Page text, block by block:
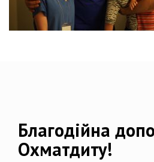
Благодійна
Охматдиту!